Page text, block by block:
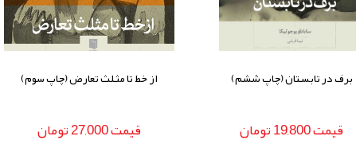
برف در تابستان (چاپ ششم)
قيمت19,800تومان
از خط تا مثلث تعارض (چاپ سوم)
قيمت27,000تومان